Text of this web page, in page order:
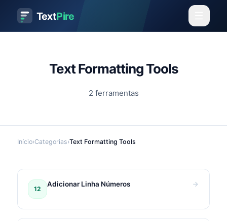
TextPire
Text Formatting Tools
2 ferramentas
Início›Categorias›Text Formatting Tools
12
Adicionar Linha Números